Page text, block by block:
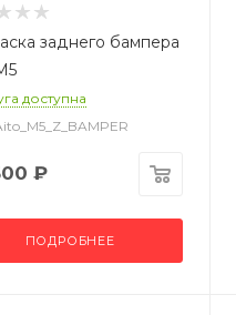
заднего бампера
доступна
₽
ПОДРОБНЕЕ